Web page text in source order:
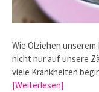
Wie Ölziehen
nicht nur auf unsere
viele Krankheiten
[Weiterlesen]